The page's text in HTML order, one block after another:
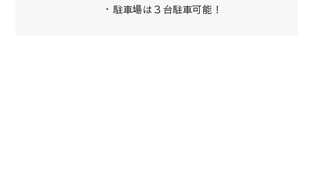
・駐車場は３台駐車可能！